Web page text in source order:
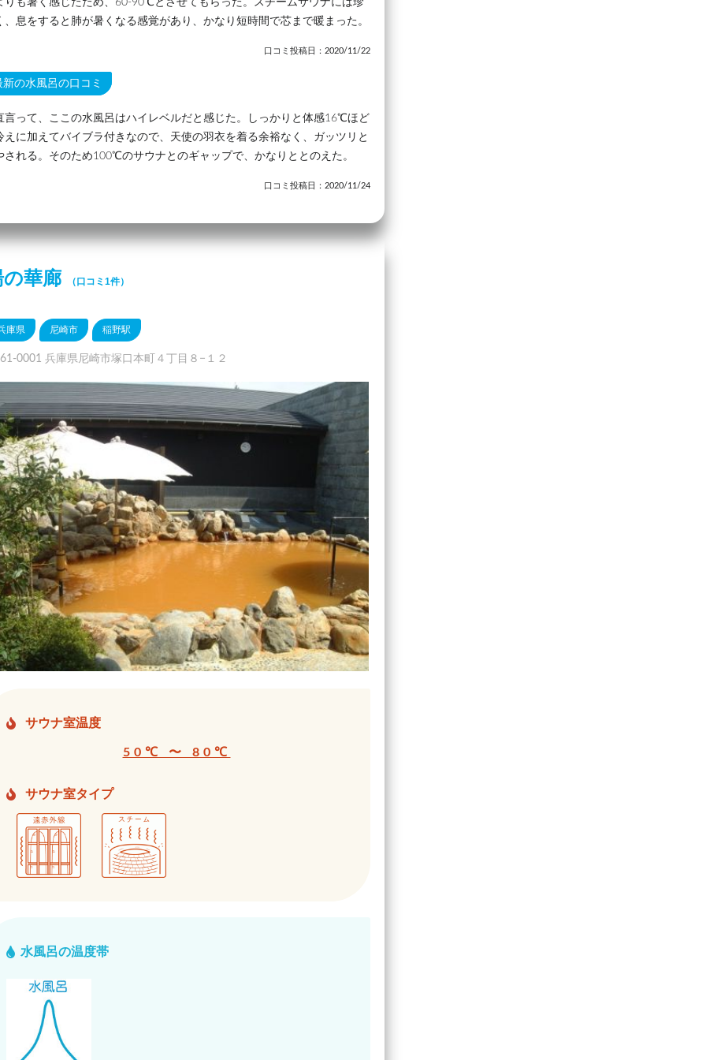
りも暑く感じたため、60-90℃とさせてもらった。スチームサウナには珍
、息をすると肺が暑くなる感覚があり、かなり短時間で芯まで暖まった。
口コミ投稿日：2020/11/22
新の水風呂の口コミ
言って、ここの水風呂はハイレベルだと感じた。しっかりと体感16℃ほど
えに加えてバイブラ付きなので、天使の羽衣を着る余裕なく、ガッツリと
される。そのため100℃のサウナとのギャップで、かなりととのえた。
口コミ投稿日：2020/11/24
の華廊 （口コミ1件）
庫県 尼崎市 稲野駅
0001 兵庫県尼崎市塚口本町４丁目８−１２
サウナ室温度
50℃ 〜 80℃
サウナ室タイプ
水風呂の温度帯